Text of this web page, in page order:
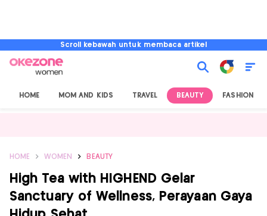
Scroll kebawah untuk membaca artikel
HOME MOM AND KIDS TRAVEL BEAUTY FASHION
HOME WOMEN BEAUTY
High Tea with HIGHEND Gelar
Sanctuary of Wellness, Perayaan Gaya